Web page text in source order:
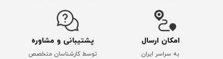
امکان ارسال
به سراسر ایران
پشتیبانی و مشاوره
توسط کارشناسان متخصص